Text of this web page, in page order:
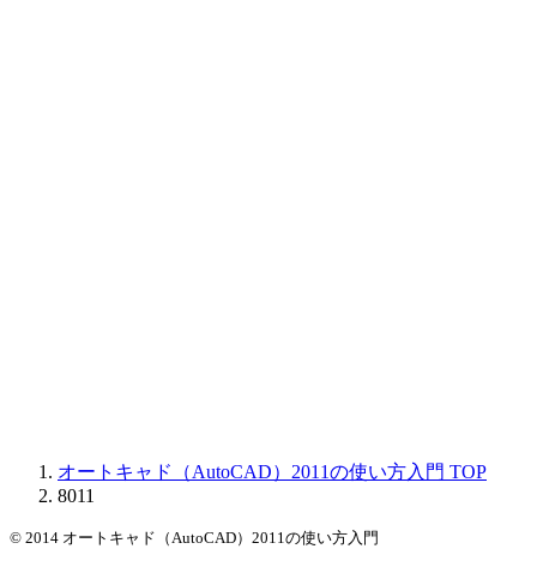
オートキャド（AutoCAD）2011の使い方入門 TOP
8011
© 2014 オートキャド（AutoCAD）2011の使い方入門